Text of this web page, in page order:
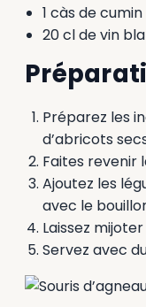
1 càs de cumin
20 cl de vin
Préparez les
d’abricots
Faites revenir
Ajoutez les
avec le
Laissez
Servez avec